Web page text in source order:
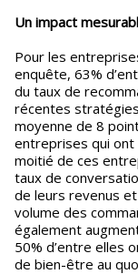
Un impact
Pour les
enquête, 63%
du taux de
récentes
moyenne de 8
entreprises qui ont
moitié de ces
taux de
de leurs revenus
volume des
également
50% d’entre elles
de bien-être au